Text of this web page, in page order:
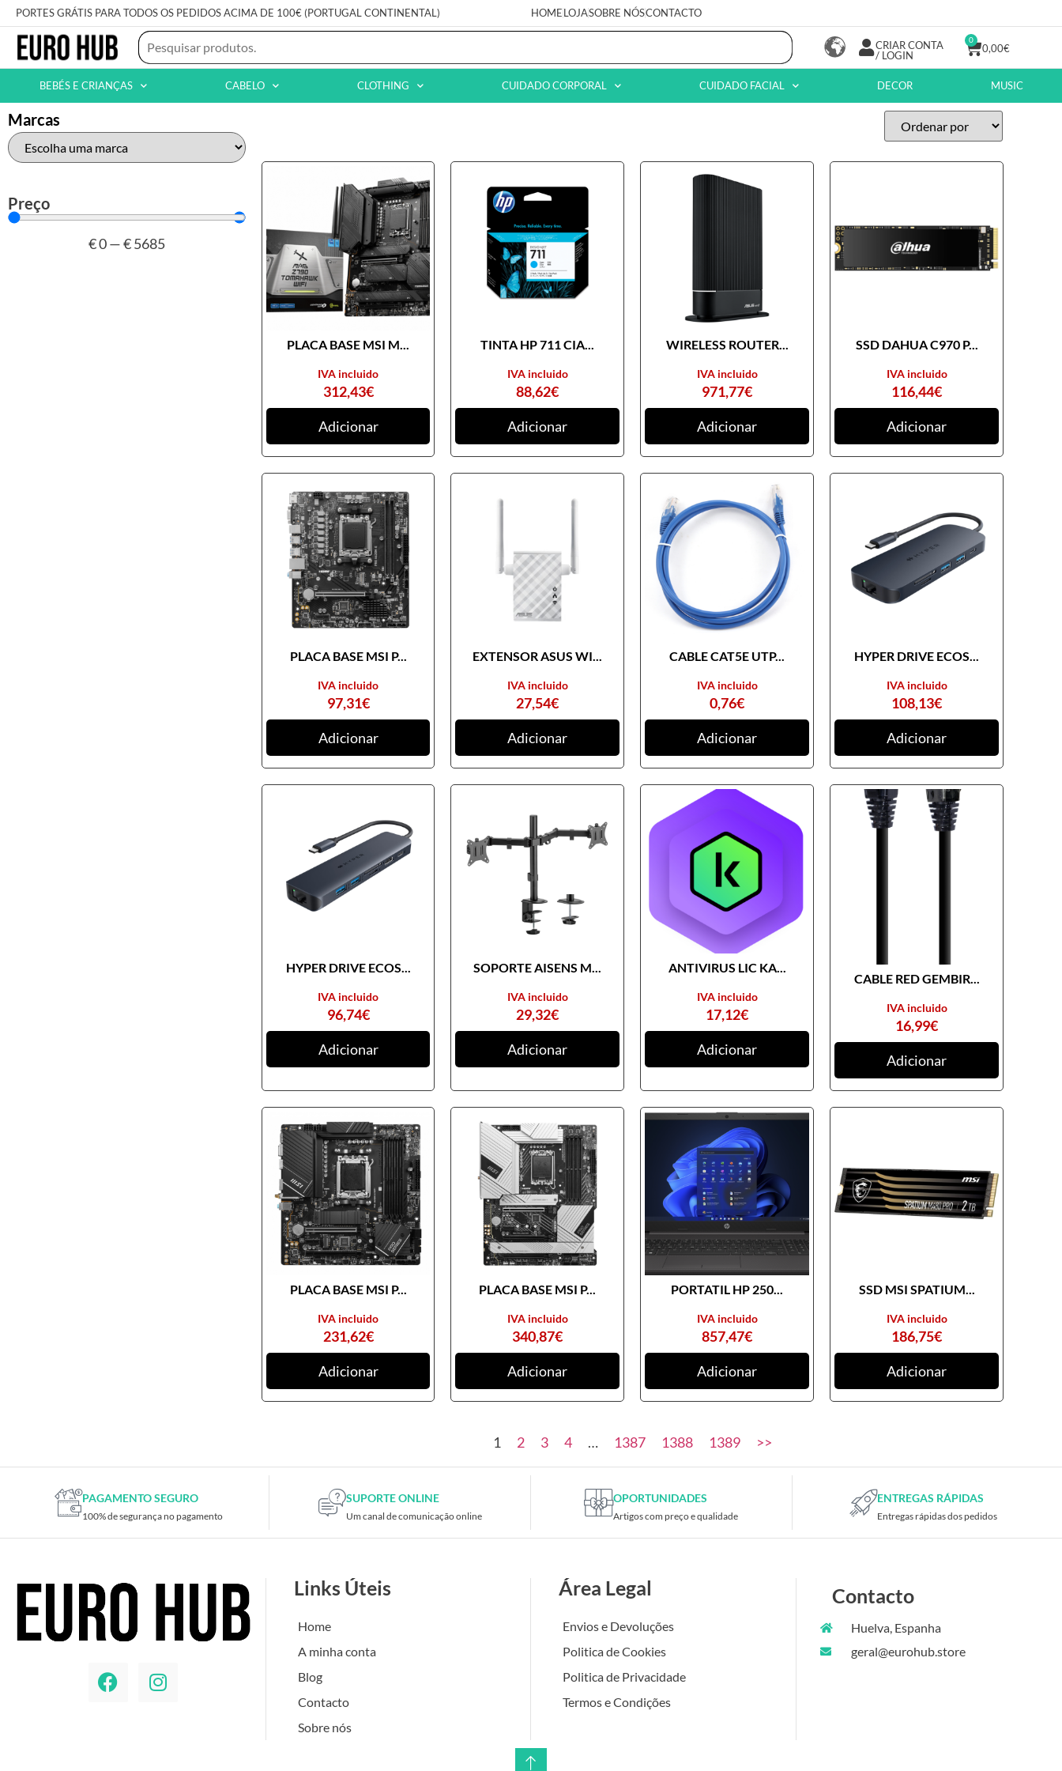
PORTES GRÁTIS PARA TODOS OS PEDIDOS ACIMA DE 100€ (PORTUGAL CONTINENTAL) HOMELOJASOBRE NÓSCONTACTO
CRIAR CONTA
/ LOGIN
0,00€
0
BEBÉS E CRIANÇAS CABELO CLOTHING CUIDADO CORPORAL CUIDADO FACIAL DECOR MUSIC
Marcas
Preço
€0—€5685
PLACA BASE MSI M...
312,43€
IVA incluido
Adicionar
TINTA HP 711 CIA...
88,62€
IVA incluido
Adicionar
WIRELESS ROUTER...
971,77€
IVA incluido
Adicionar
SSD DAHUA C970 P...
116,44€
IVA incluido
Adicionar
PLACA BASE MSI P...
97,31€
IVA incluido
Adicionar
EXTENSOR ASUS WI...
27,54€
IVA incluido
Adicionar
CABLE CAT5E UTP...
0,76€
IVA incluido
Adicionar
HYPER DRIVE ECOS...
108,13€
IVA incluido
Adicionar
HYPER DRIVE ECOS...
96,74€
IVA incluido
Adicionar
SOPORTE AISENS M...
29,32€
IVA incluido
Adicionar
ANTIVIRUS LIC KA...
17,12€
IVA incluido
Adicionar
CABLE RED GEMBIR...
16,99€
IVA incluido
Adicionar
PLACA BASE MSI P...
231,62€
IVA incluido
Adicionar
PLACA BASE MSI P...
340,87€
IVA incluido
Adicionar
PORTATIL HP 250...
857,47€
IVA incluido
Adicionar
SSD MSI SPATIUM...
186,75€
IVA incluido
Adicionar
1 2 3 4 … 1387 1388 1389 >>
PAGAMENTO SEGURO
100% de segurança no pagamento
SUPORTE ONLINE
Um canal de comunicação online
OPORTUNIDADES
Artigos com preço e qualidade
ENTREGAS RÁPIDAS
Entregas rápidas dos pedidos
Links Úteis
Home
A minha conta
Blog
Contacto
Sobre nós
Área Legal
Envios e Devoluções
Politica de Cookies
Politica de Privacidade
Termos e Condições
Contacto
Huelva, Espanha
geral@eurohub.store